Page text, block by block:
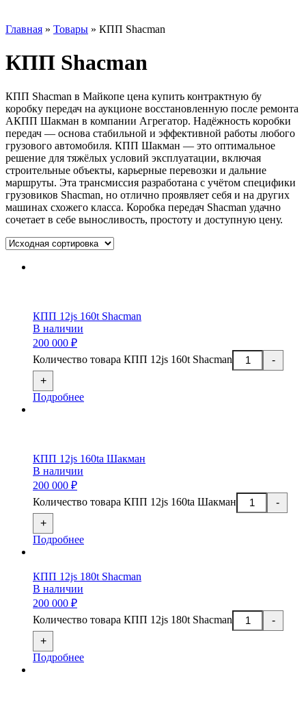
Главная » Товары » КПП Shacman
КПП Shacman
КПП Shacman в Майкопе цена купить контрактную бу
коробку передач на аукционе восстановленную после ремонта
АКПП Шакман в компании Агрегатор. Надёжность коробки
передач — основа стабильной и эффективной работы любого
грузового автомобиля. КПП Шакман — это оптимальное
решение для тяжёлых условий эксплуатации, включая
строительные объекты, карьерные перевозки и дальние
маршруты. Эта трансмиссия разработана с учётом специфики
грузовиков Shacman, но отлично проявляет себя и на других
машинах схожего класса. Коробка передач Shacman удачно
сочетает в себе выносливость, простоту и доступную цену.
КПП 12js 160t Shacman
В наличии
200 000 ₽
-
Количество товара КПП 12js 160t Shacman
+
Подробнее
КПП 12js 160ta Шакман
В наличии
200 000 ₽
-
Количество товара КПП 12js 160ta Шакман
+
Подробнее
КПП 12js 180t Shacman
В наличии
200 000 ₽
-
Количество товара КПП 12js 180t Shacman
+
Подробнее